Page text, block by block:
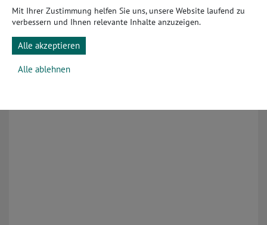
Forgot password
Mit Ihrer Zustimmung helfen Sie uns, unsere Website laufend zu
verbessern und Ihnen relevante Inhalte anzuzeigen.
Alle akzeptieren
Alle ablehnen